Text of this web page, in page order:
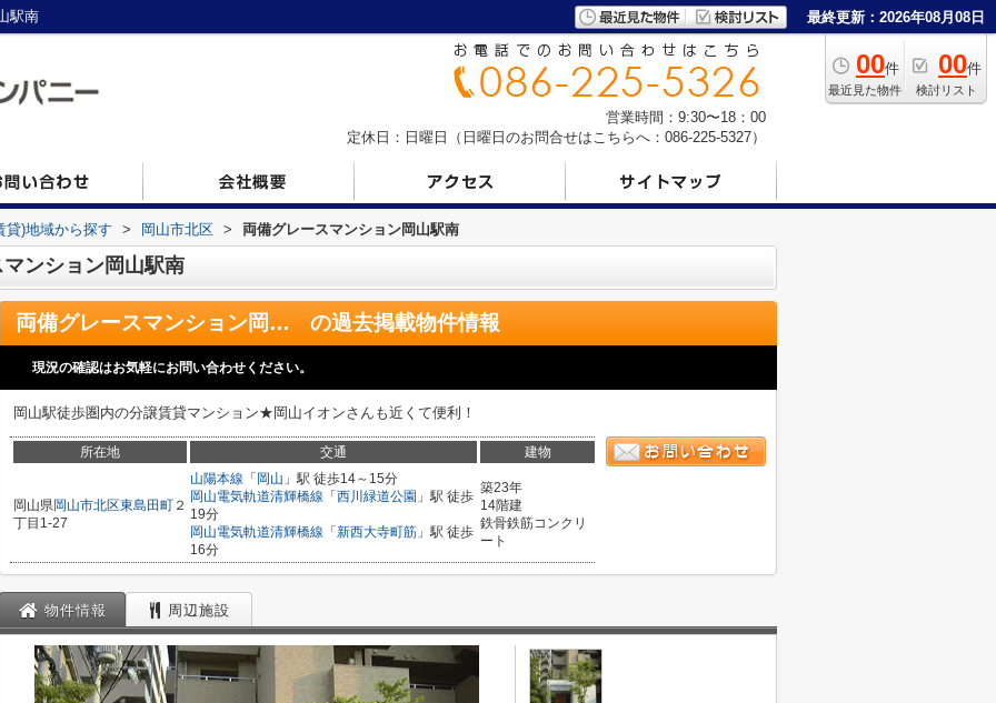
駅南 最終更新：2026年08月08日
00件
最近見た物件
00件
検討リスト
営業時間：9:30〜18：00
定休日：日曜日（日曜日のお問合せはこちらへ：086-225-5327）
貸)地域から探す > 岡山市北区 > 両備グレースマンション岡山駅南
ンション岡山駅南
両備グレースマンション岡山駅南 の過去掲載物件情報
現況の確認はお気軽にお問い合わせください。
岡山駅徒歩圏内の分譲賃貸マンション★岡山イオンさんも近くて便利！
所在地 交通 建物
岡山県岡山市北区東島田町 ２
丁目1-27
山陽本線 「 岡山 」駅 徒歩14～15分
岡山電気軌道清輝橋線 「 西川緑道公園 」駅 徒歩
19分
岡山電気軌道清輝橋線 「 新西大寺町筋 」駅 徒歩
16分
築23年
14階建
鉄骨鉄筋コンクリ
ート
物件情報 周辺施設